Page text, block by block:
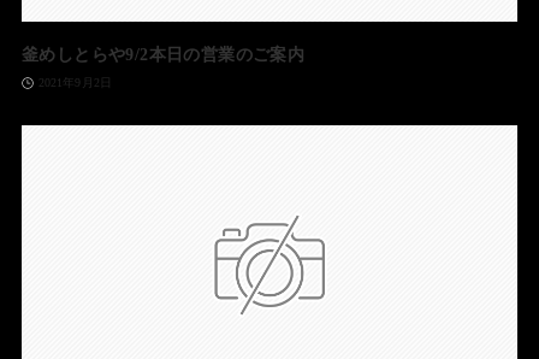
釜めしとらや9/2本日の営業のご案内
2021年9月2日